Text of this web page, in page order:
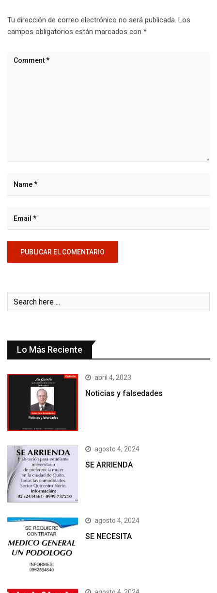
Tu dirección de correo electrónico no será publicada. Los
campos obligatorios están marcados con *
Lo Más Reciente
abril 4, 2023
Noticias y falsedades
agosto 4, 2024
SE ARRIENDA
agosto 4, 2024
SE NECESITA